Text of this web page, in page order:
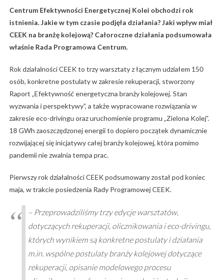
Centrum Efektywności Energetycznej Kolei obchodzi rok
istnienia. Jakie w tym czasie podjęła działania? Jaki wpływ miał
CEEK na branżę kolejową? Całoroczne działania podsumowała
właśnie Rada Programowa Centrum.
Rok działalności CEEK to trzy warsztaty z łącznym udziałem 150
osób, konkretne postulaty w zakresie rekuperacji, stworzony
Raport „Efektywność energetyczna branży kolejowej. Stan
wyzwania i perspektywy”, a także wypracowane rozwiązania w
zakresie eco-drivingu oraz uruchomienie programu „Zielona Kolej”.
18 GWh zaoszczędzonej energii to dopiero początek dynamicznie
rozwijającej się inicjatywy całej branży kolejowej, która pomimo
pandemii nie zwalnia tempa prac.
Pierwszy rok działalności CEEK podsumowany został pod koniec
maja, w trakcie posiedzenia Rady Programowej CEEK.
– Przeprowadziliśmy trzy edycje warsztatów,
dotyczących rekuperacji, olicznikowania i eco-drivingu,
których wynikiem są konkretne postulaty i działania
m.in. wspólne postulaty branży kolejowej dotyczące
rekuperacji, opisanie modelowego procesu